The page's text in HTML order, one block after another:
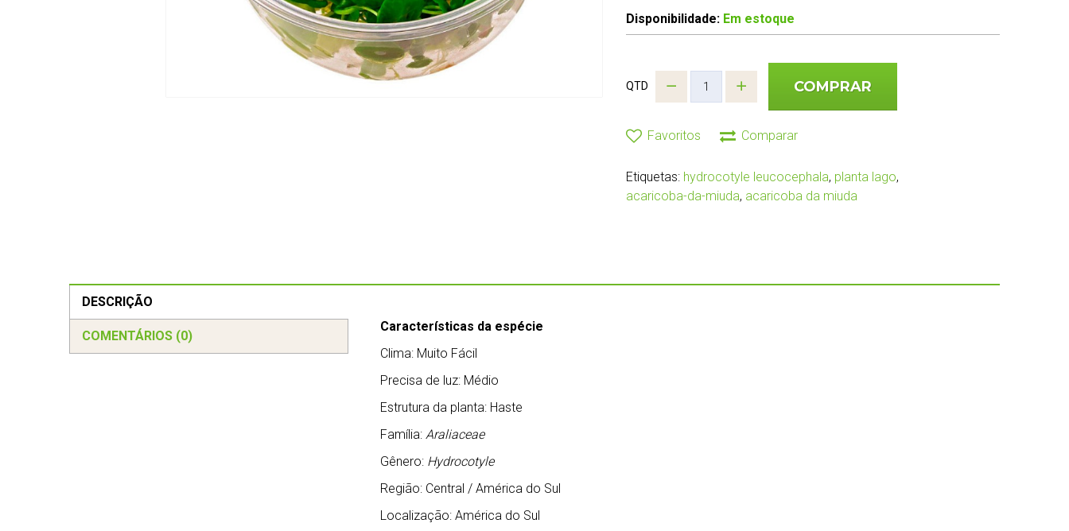
Disponibilidade: Em estoque
QTD COMPRAR
Favoritos Comparar
Etiquetas: hydrocotyle leucocephala, planta lago,
acaricoba-da-miuda, acaricoba da miuda
DESCRIÇÃO
COMENTÁRIOS (0)
Características da espécie
Clima: Muito Fácil
Precisa de luz: Médio
Estrutura da planta: Haste
Família: Araliaceae
Gênero: Hydrocotyle
Região: Central / América do Sul
Localização: América do Sul